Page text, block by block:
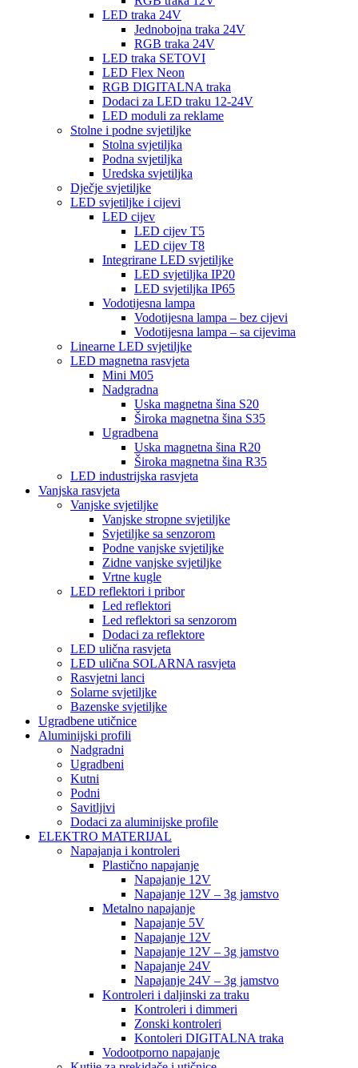
LED traka 24V
Jednobojna traka 24V
RGB traka 24V
LED traka SETOVI
LED Flex Neon
RGB DIGITALNA traka
Dodaci za LED traku 12-24V
LED moduli za reklame
Stolne i podne svjetiljke
Stolna svjetiljka
Podna svjetiljka
Uredska svjetiljka
Dječje svjetiljke
LED svjetiljke i cijevi
LED cijev
LED cijev T5
LED cijev T8
Integrirane LED svjetiljke
LED svjetiljka IP20
LED svjetiljka IP65
Vodotijesna lampa
Vodotijesna lampa – bez cijevi
Vodotijesna lampa – sa cijevima
Linearne LED svjetiljke
LED magnetna rasvjeta
Mini M05
Nadgradna
Uska magnetna šina S20
Široka magnetna šina S35
Ugradbena
Uska magnetna šina R20
Široka magnetna šina R35
LED industrijska rasvjeta
Vanjska rasvjeta
Vanjske svjetiljke
Vanjske stropne svjetiljke
Svjetiljke sa senzorom
Podne vanjske svjetiljke
Zidne vanjske svjetiljke
Vrtne kugle
LED reflektori i pribor
Led reflektori
Led reflektori sa senzorom
Dodaci za reflektore
LED ulična rasvjeta
LED ulična SOLARNA rasvjeta
Rasvjetni lanci
Solarne svjetiljke
Bazenske svjetiljke
Ugradbene utičnice
Aluminijski profili
Nadgradni
Ugradbeni
Kutni
Podni
Savitljivi
Dodaci za aluminijske profile
ELEKTRO MATERIJAL
Napajanja i kontroleri
Plastično napajanje
Napajanje 12V
Napajanje 12V – 3g jamstvo
Metalno napajanje
Napajanje 5V
Napajanje 12V
Napajanje 12V – 3g jamstvo
Napajanje 24V
Napajanje 24V – 3g jamstvo
Kontroleri i daljinski za traku
Kontroleri i dimmeri
Zonski kontroleri
Kontoleri DIGITALNA traka
Vodootporno napajanje